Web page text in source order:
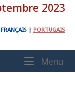
2023
FRANÇAIS | PORTUGAIS
Menu